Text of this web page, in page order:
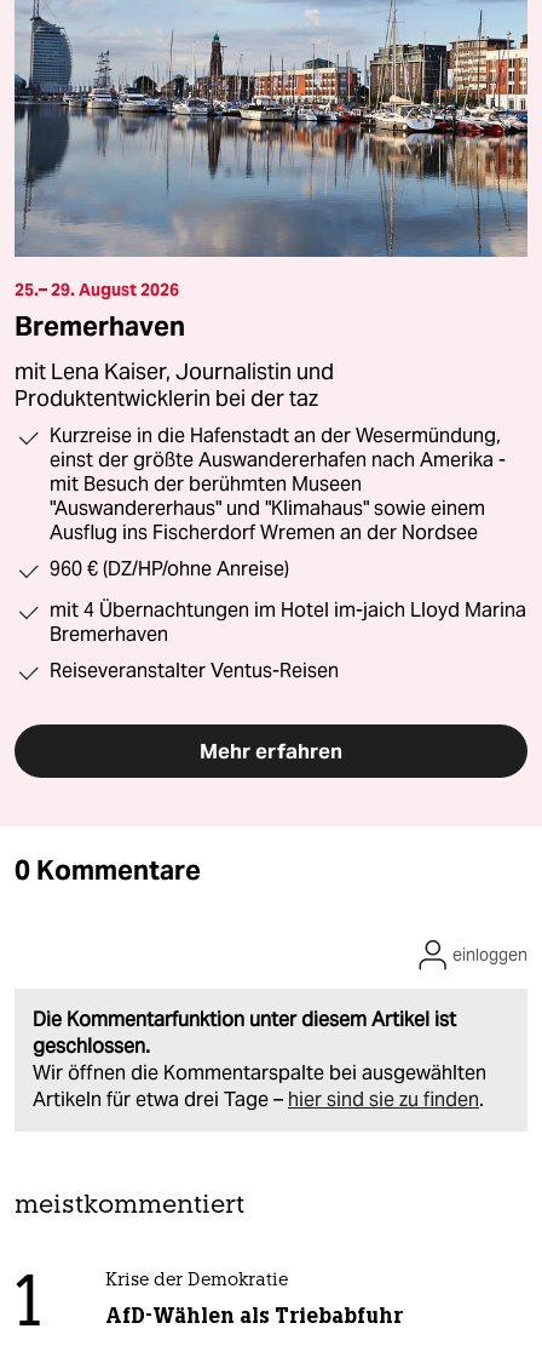
25.– 29. August 2026
Bremerhaven
mit Lena Kaiser, Journalistin und
Produktentwicklerin bei der taz
Kurzreise in die Hafenstadt an der Wesermündung,
einst der größte Auswandererhafen nach Amerika -
mit Besuch der berühmten Museen
"Auswandererhaus" und "Klimahaus" sowie einem
Ausflug ins Fischerdorf Wremen an der Nordsee
960 € (DZ/HP/ohne Anreise)
mit 4 Übernachtungen im Hotel im-jaich Lloyd Marina
Bremerhaven
Reiseveranstalter Ventus-Reisen
Mehr erfahren
0 Kommentare
Die Kommentarfunktion unter diesem Artikel ist
geschlossen.
Wir öffnen die Kommentarspalte bei ausgewählten
Artikeln für etwa drei Tage – hier sind sie zu finden.
einloggen
meistkommentiert
1 Krise der Demokratie
AfD-Wählen als Triebabfuhr